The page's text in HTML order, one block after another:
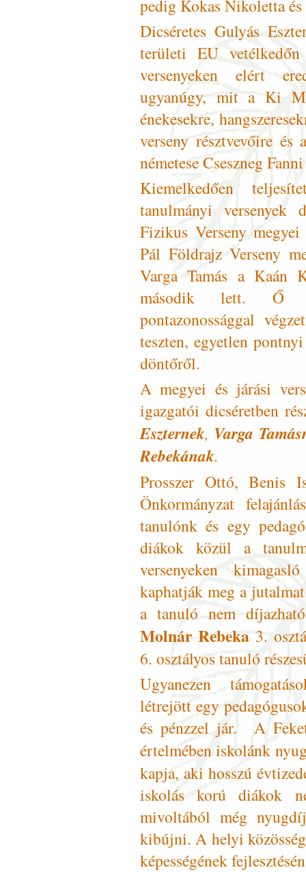
pedig Kokas Nikoletta
Dicséretes Gulyás
területi EU
versenyeken elért
ugyanúgy, mit a Ki
énekesekre,
verseny résztvevőire és
németese Cseszneg
Kiemelkedően
tanulmányi versenyek
Fizikus Verseny
Pál Földrajz Verseny
Varga Tamás a Kaán
második lett. Ő a
pontazonossággal
teszten, egyetlen
döntőről.
A megyei és járási
igazgatói dicséretben
Eszternek, Varga
Rebekának.
Prosszer Ottó, Benis
Önkormányzat
tanulónk és egy
diákok közül a
versenyeken
kaphatják meg a
a tanuló nem
Molnár Rebeka 3.
6. osztályos tanuló
Ugyanezen
létrejött egy
és pénzzel jár. A
értelmében iskolánk
kapja, aki hosszú
iskolás korú diákok
mivoltából még
kibújni. A helyi közösség
képességének